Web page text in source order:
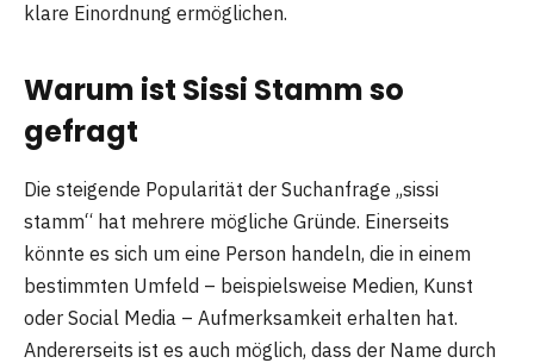
klare Einordnung ermöglichen.
Warum ist Sissi Stamm so
gefragt
Die steigende Popularität der Suchanfrage „sissi
stamm“ hat mehrere mögliche Gründe. Einerseits
könnte es sich um eine Person handeln, die in einem
bestimmten Umfeld – beispielsweise Medien, Kunst
oder Social Media – Aufmerksamkeit erhalten hat.
Andererseits ist es auch möglich, dass der Name durch